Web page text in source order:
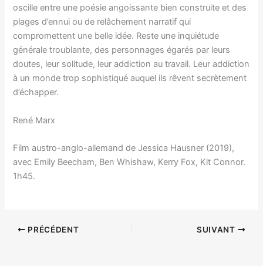
oscille entre une poésie angoissante bien construite et des
plages d’ennui ou de relâchement narratif qui
compromettent une belle idée. Reste une inquiétude
générale troublante, des personnages égarés par leurs
doutes, leur solitude, leur addiction au travail. Leur addiction
à un monde trop sophistiqué auquel ils rêvent secrètement
d’échapper.
René Marx
Film austro-anglo-allemand de Jessica Hausner (2019),
avec Emily Beecham, Ben Whishaw, Kerry Fox, Kit Connor.
1h45.
PRÉCÉDENT SUIVANT